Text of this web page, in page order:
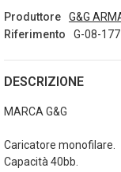
Produttore
G&G
Riferimento
G-08-177
DESCRIZIONE
MARCA G&G
Caricatore monofilare.
Capacità 40bb.
d.c.
Dettagli